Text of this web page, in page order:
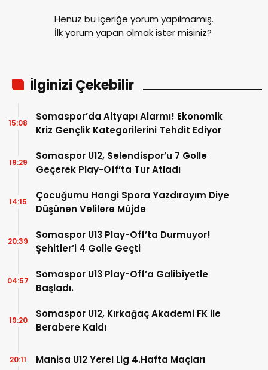
Henüz bu içeriğe yorum yapılmamış.
İlk yorum yapan olmak ister misiniz?
İlginizi Çekebilir
Somaspor’da Altyapı Alarmı! Ekonomik
Kriz Gençlik Kategorilerini Tehdit Ediyor
15:08
Somaspor U12, Selendispor’u 7 Golle
Geçerek Play-Off’ta Tur Atladı
19:29
Çocuğumu Hangi Spora Yazdırayım Diye
Düşünen Velilere Müjde
14:15
Somaspor U13 Play-Off’ta Durmuyor!
Şehitler’i 4 Golle Geçti
20:39
Somaspor U13 Play-Off’a Galibiyetle
Başladı.
04:57
Somaspor U12, Kırkağaç Akademi FK ile
Berabere Kaldı
19:20
Manisa U12 Yerel Lig 4.Hafta Maçları
20:11